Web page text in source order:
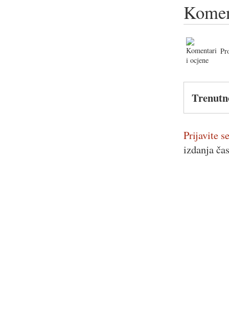
Prijavite
izdanja